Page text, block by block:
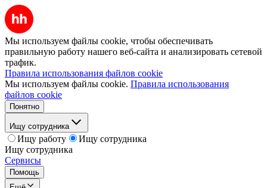
Мы используем файлы cookie, чтобы обеспечивать
правильную работу нашего веб-сайта и анализировать сетевой
трафик.
Правила использования файлов cookie
Мы используем файлы cookie. Правила использования
файлов cookie
Понятно
Ищу сотрудника
Ищу работу
Ищу сотрудника
Ищу сотрудника
Сервисы
Помощь